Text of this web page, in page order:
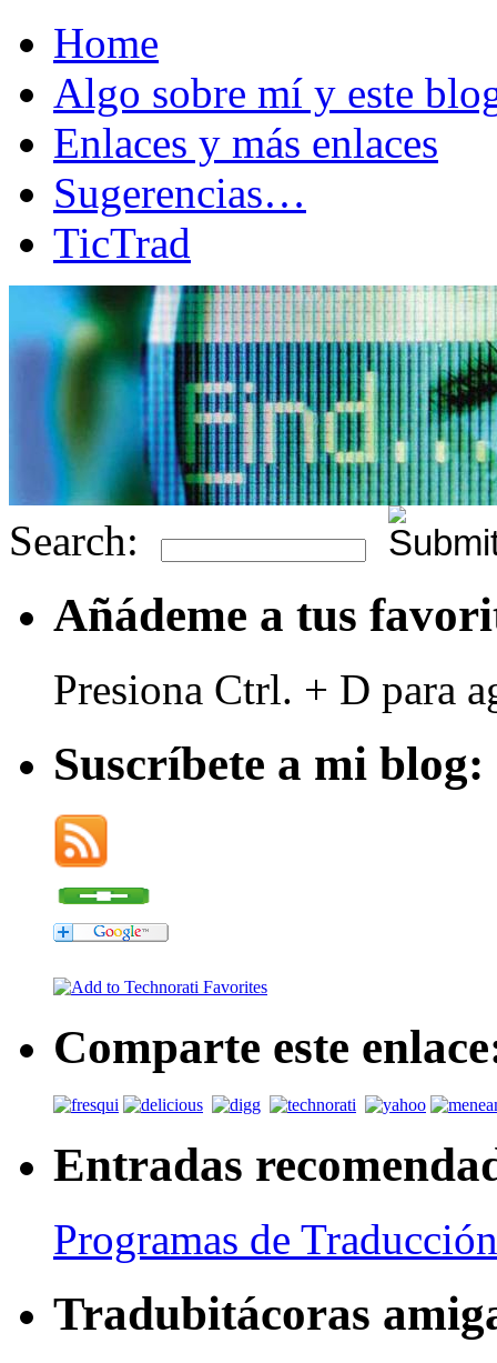
Home
Algo sobre mí y este
Enlaces y más enlaces
Sugerencias…
TicTrad
Search:
Añádeme a tus
Presiona Ctrl. + D para
Suscríbete a mi blog:
Comparte este
Entradas
Programas de
Tradubitácoras